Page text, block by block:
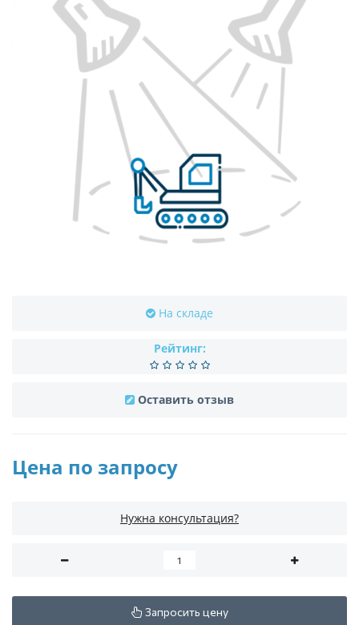
На складе
Рейтинг:
Оставить отзыв
Цена по запросу
Нужна консультация?
Запросить цену